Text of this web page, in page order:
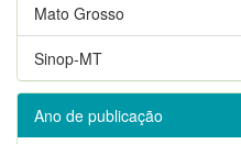
Mato Grosso
Sinop-MT
Ano de publicação